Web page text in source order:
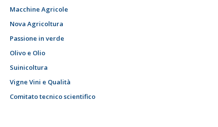
Macchine Agricole
Nova Agricoltura
Passione in verde
Olivo e Olio
Suinicoltura
Vigne Vini e Qualità
Comitato tecnico scientifico